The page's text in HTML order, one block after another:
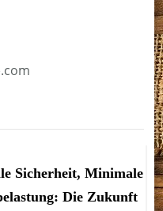
Sicherheit, Minimale
Die Zukunft